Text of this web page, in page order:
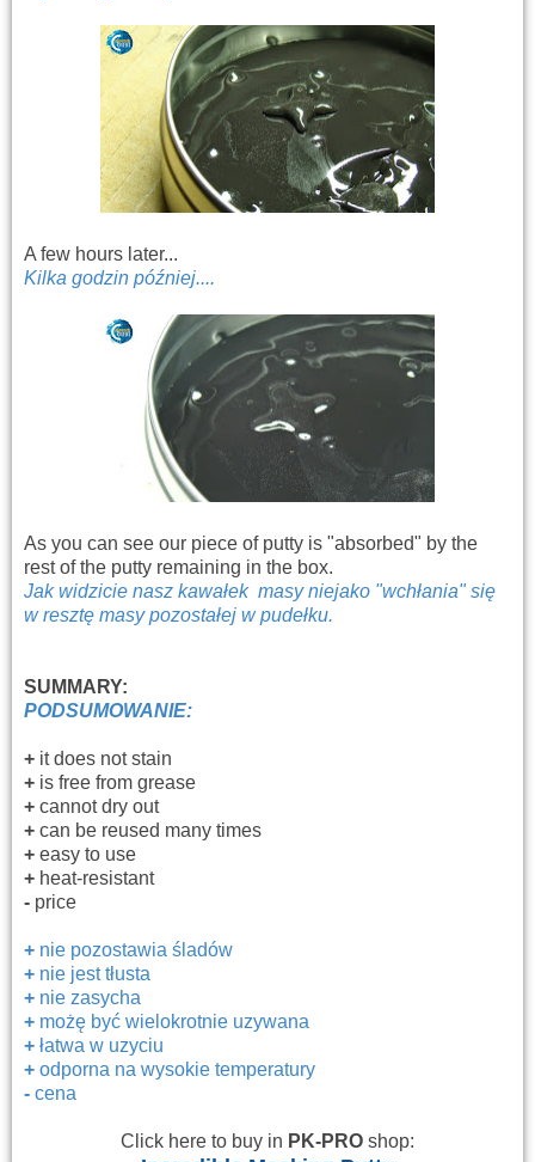
A few hours later...
Kilka godzin później....
As you can see our piece of putty is "absorbed" by the
rest of the putty remaining in the box.
Jak widzicie nasz kawałek masy niejako "wchłania" się
w resztę masy pozostałej w pudełku.
SUMMARY:
PODSUMOWANIE:
+ it does not stain
+ is free from grease
+ cannot dry out
+ can be reused many times
+ easy to use
+ heat-resistant
- price
+ nie pozostawia śladów
+ nie jest tłusta
+ nie zasycha
+ możę być wielokrotnie uzywana
+ łatwa w uzyciu
+ odporna na wysokie temperatury
- cena
Click here to buy in PK-PRO shop: